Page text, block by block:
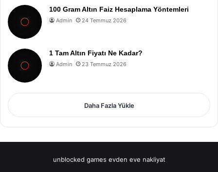
100 Gram Altın Faiz Hesaplama Yöntemleri
Admin 24 Temmuz 2026
1 Tam Altın Fiyatı Ne Kadar?
Admin 23 Temmuz 2026
Daha Fazla Yükle
unblocked games evden eve nakliyat